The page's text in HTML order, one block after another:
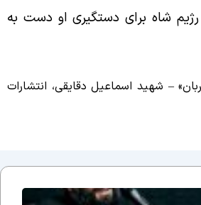
شاه برای دستگیری او دست به
– شهید اسماعیل دقایقی، انتشارات
جلسه